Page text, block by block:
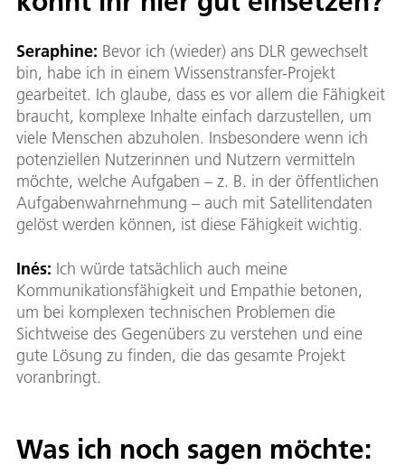
Seraphine: Bevor ich (wieder) ans DLR gewechselt
bin, habe ich in einem Wissenstransfer-Projekt
gearbeitet. Ich glaube, dass es vor allem die Fähigkeit
braucht, komplexe Inhalte einfach darzustellen, um
viele Menschen abzuholen. Insbesondere wenn ich
potenziellen Nutzerinnen und Nutzern vermitteln
möchte, welche Aufgaben – z. B. in der öffentlichen
Aufgabenwahrnehmung – auch mit Satellitendaten
gelöst werden können, ist diese Fähigkeit wichtig.
Inés: Ich würde tatsächlich auch meine
Kommunikationsfähigkeit und Empathie betonen,
um bei komplexen technischen Problemen die
Sichtweise des Gegenübers zu verstehen und eine
gute Lösung zu finden, die das gesamte Projekt
voranbringt.
Was ich noch sagen möchte: